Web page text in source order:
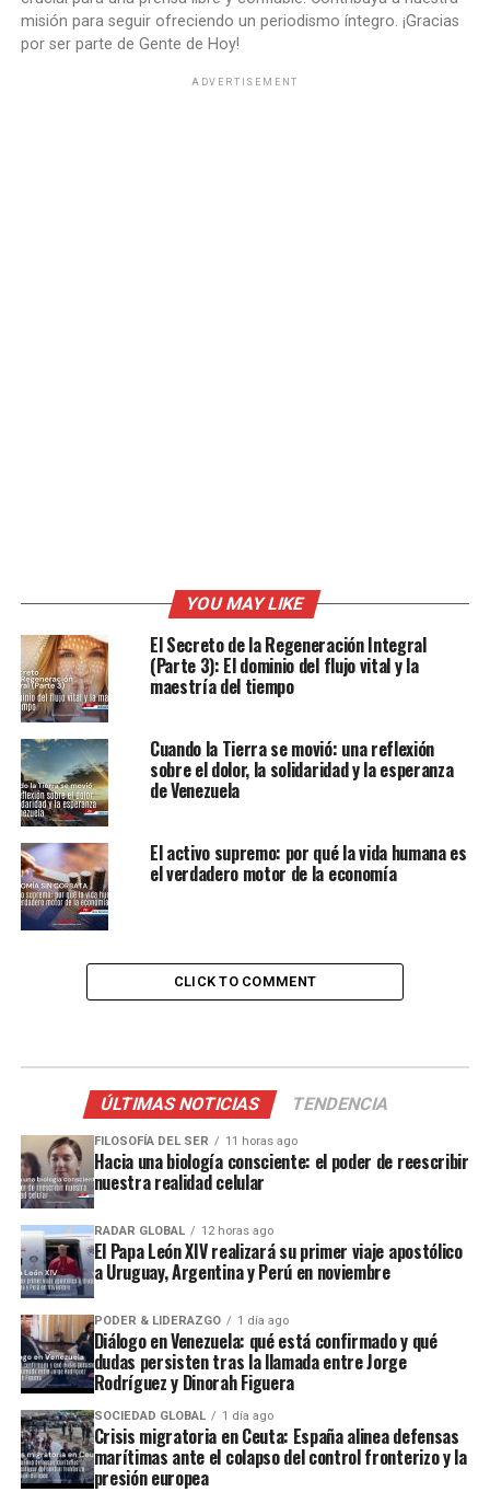
misión para seguir ofreciendo un periodismo íntegro. ¡Gracias
por ser parte de Gente de Hoy!
ADVERTISEMENT
YOU MAY LIKE
El Secreto de la Regeneración Integral
(Parte 3): El dominio del flujo vital y la
maestría del tiempo
Cuando la Tierra se movió: una reflexión
sobre el dolor, la solidaridad y la esperanza
de Venezuela
El activo supremo: por qué la vida humana es
el verdadero motor de la economía
CLICK TO COMMENT
ÚLTIMAS NOTICIAS TENDENCIA
FILOSOFÍA DEL SER 11 horas ago
Hacia una biología consciente: el poder de reescribir
nuestra realidad celular
RADAR GLOBAL 12 horas ago
El Papa León XIV realizará su primer viaje apostólico
a Uruguay, Argentina y Perú en noviembre
PODER & LIDERAZGO 1 día ago
Diálogo en Venezuela: qué está confirmado y qué
dudas persisten tras la llamada entre Jorge
Rodríguez y Dinorah Figuera
SOCIEDAD GLOBAL 1 día ago
Crisis migratoria en Ceuta: España alinea defensas
marítimas ante el colapso del control fronterizo y la
presión europea